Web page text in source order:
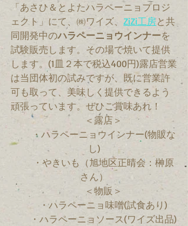
「あさひ＆とよたハラペーニョプロジ
ェクト」にて、㈱ワイズ、 ZiZi工房と共
同開発中のハラペーニョウインナーを
試験販売します。その場で焼いて提供
します。(1皿２本で税込400円)露店営業
は当団体初の試みですが、既に営業許
可も取って、美味しく提供できるよう
頑張っています。ぜひご賞味あれ！
＜露店＞
・ハラペーニョウインナー(物販な
し)
・やきいも（旭地区正晴会：榊原
さん）
＜物販＞
・ハラペーニョ味噌(試食あり)
・ハラペーニョソース(ワイズ出品)